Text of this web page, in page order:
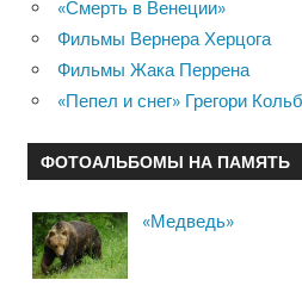
«Смерть в Венеции»
Фильмы Вернера Херцога
Фильмы Жака Перрена
«Пепел и снег» Грегори
ФОТОАЛЬБОМЫ НА ПАМЯТЬ
«Медведь»